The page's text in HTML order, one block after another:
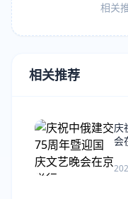
相关
相关推荐
庆
会